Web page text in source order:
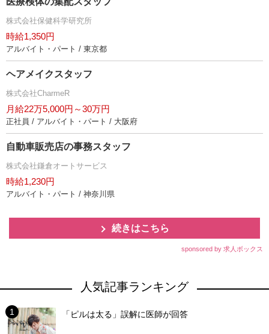
株式会社保健科学研究所
時給1,350円
アルバイト・パート / 東京都
ヘアメイクスタッフ
株式会社CharmeR
月給22万5,000円～30万円
正社員 / アルバイト・パート / 大阪府
自動車販売店の事務スタッフ
株式会社鎌倉オートサービス
時給1,230円
アルバイト・パート / 神奈川県
続きはこちら
sponsored by 求人ボックス
人気記事ランキング
「ピルは太る」誤解に医師が回答